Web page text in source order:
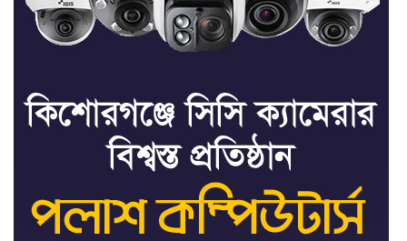
৭
তাড়াইলে যুবদলের কেন্দ্রীয় সহ-সাধারণ
সম্পাদক সবুজকে সংবর্ধনা
৮
৪ মন্ত্রণালয়ে নতুন সচিব নিয়োগ, ২
জনের পদোন্নতি
৯
শেখ হাসিনার সঙ্গে পালানোর ফ্লাইট
কীভাবে মিস করেছিলেন সালমান এফ
রহমান